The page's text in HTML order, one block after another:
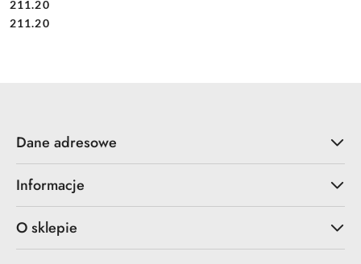
Cena:
211.20
Cena:
211.20
Dane adresowe
Informacje
O sklepie